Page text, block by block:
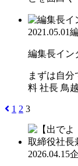
2021.05.01
編集長イン
まずは自
料 社長 鳥
1 2 3
2026.04.15